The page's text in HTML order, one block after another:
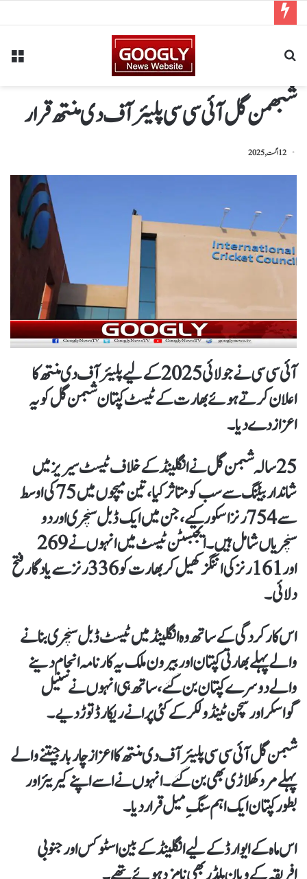
شبھمن گل آئی سی سی پلیئر آف دی منتھ قرار
12 اگست, 2025
آئی سی سی نے جولائی 2025 کے لیے پلیئر آف دی منتھ کا
اعلان کرتے ہوئے بھارت کے ٹیسٹ کپتان شبمن گل کو یہ
اعزاز دے دیا۔
25 سالہ شبمن گل نے انگلینڈ کے خلاف ٹیسٹ سیریز میں
شاندار بیٹنگ سے سب کو متاثر کیا، تین میچوں میں 75 کی اوسط
سے 754 رنز اسکور کیے، جن میں ایک ڈبل سنچری اور دو
سنچریاں شامل ہیں۔ ایجبسٹن ٹیسٹ میں انہوں نے 269
اور 161 رنز کی اننگز کھیل کر بھارت کو 336 رنز سے یادگار فتح
دلائی۔
اس کارکردگی کے ساتھ وہ انگلینڈ میں ٹیسٹ ڈبل سنچری بنانے
والے پہلے بھارتی کپتان اور بیرون ملک یہ کارنامہ انجام دینے
والے دوسرے کپتان بن گئے، ساتھ ہی انہوں نے سنیل
گواسکر اور سچن ٹینڈولکر کے کئی پرانے ریکارڈ توڑ دیے۔
شبمن گل آئی سی سی پلیئر آف دی منتھ کا اعزاز چار بار جیتنے والے
پہلے مرد کھلاڑی بھی بن گئے۔ انہوں نے اسے اپنے کیریئر اور
بطور کپتان ایک اہم سنگِ میل قرار دیا۔
اس ماہ کے ایوارڈ کے لیے انگلینڈ کے بین اسٹوکس اور جنوبی